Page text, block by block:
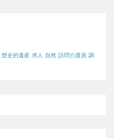
歴史的遺産 求人 自然 訪問介護員 調